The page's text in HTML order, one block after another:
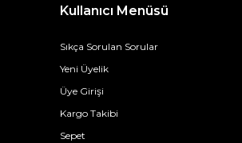
Kullanıcı Menüsü
Sıkça Sorulan Sorular
Yeni Üyelik
Üye Girişi
Kargo Takibi
Sepet